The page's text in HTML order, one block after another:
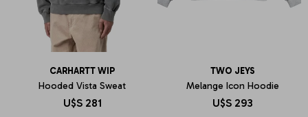
CARHARTT WIP
Hooded Vista Sweat
U$S 281
TWO JEYS
Melange Icon Hoodie
U$S 293